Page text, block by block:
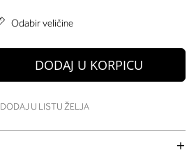
Odabir veličine
DODAJ U KORPICU
DODAJ U LISTU ŽELJA